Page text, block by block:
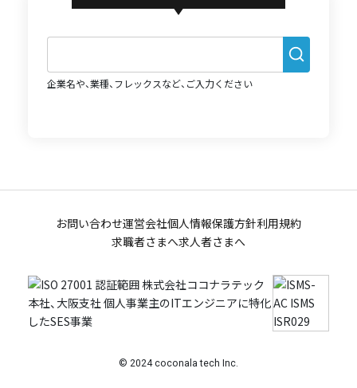
企業名や、業種、フレックスなど、ご入力ください
お問い合わせ運営会社個人情報保護方針利用規約
求職者さまへ求人者さまへ
© 2024 coconala tech Inc.